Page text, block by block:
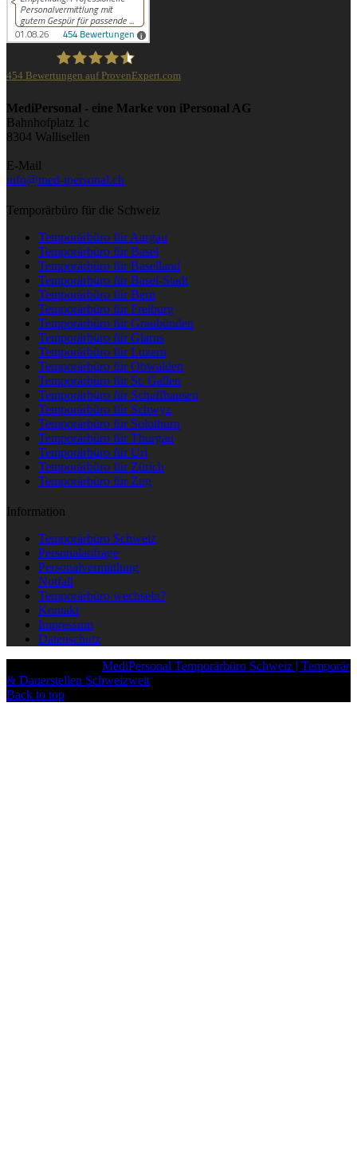
iPersonal
454 Bewertungen auf ProvenExpert.com
MediPersonal - eine Marke von iPersonal AG
Bahnhofplatz 1c
8304 Wallisellen
E-Mail
info@med-ipersonal.ch
Temporärbüro für die Schweiz
Temporärbüro für Aargau
Temporärbüro für Basel
Temporärbüro für Baselland
Temporärbüro für Basel-Stadt
Temporärbüro für Bern
Temporärbüro für Freiburg
Temporärbüro für Graubünden
Temporärbüro für Glarus
Temporärbüro für Luzern
Temporärbüro für Obwalden
Temporärbüro für St. Gallen
Temporärbüro für Schaffhausen
Temporärbüro für Schwyz
Temporärbüro für Solothurn
Temporärbüro für Thurgau
Temporärbüro für Uri
Temporärbüro für Zürich
Temporärbüro für Zug
Information
Temporärbüro Schweiz
Personalanfrage
Personalvermittlung
Notfall
Temporärbüro wechseln?
Kontakt
Impressum
Datenschutz
MediPersonal Temporärbüro Schweiz | Temporär
& Dauerstellen Schweizweit
Back to top